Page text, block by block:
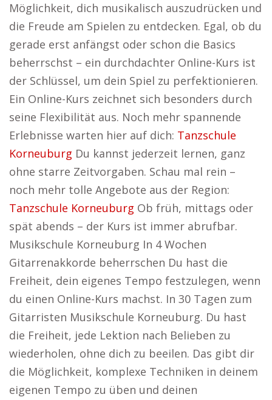
Möglichkeit, dich musikalisch auszudrücken und
die Freude am Spielen zu entdecken. Egal, ob du
gerade erst anfängst oder schon die Basics
beherrschst – ein durchdachter Online-Kurs ist
der Schlüssel, um dein Spiel zu perfektionieren.
Ein Online-Kurs zeichnet sich besonders durch
seine Flexibilität aus. Noch mehr spannende
Erlebnisse warten hier auf dich: Tanzschule
Korneuburg Du kannst jederzeit lernen, ganz
ohne starre Zeitvorgaben. Schau mal rein –
noch mehr tolle Angebote aus der Region:
Tanzschule Korneuburg Ob früh, mittags oder
spät abends – der Kurs ist immer abrufbar.
Musikschule Korneuburg In 4 Wochen
Gitarrenakkorde beherrschen Du hast die
Freiheit, dein eigenes Tempo festzulegen, wenn
du einen Online-Kurs machst. In 30 Tagen zum
Gitarristen Musikschule Korneuburg. Du hast
die Freiheit, jede Lektion nach Belieben zu
wiederholen, ohne dich zu beeilen. Das gibt dir
die Möglichkeit, komplexe Techniken in deinem
eigenen Tempo zu üben und deinen